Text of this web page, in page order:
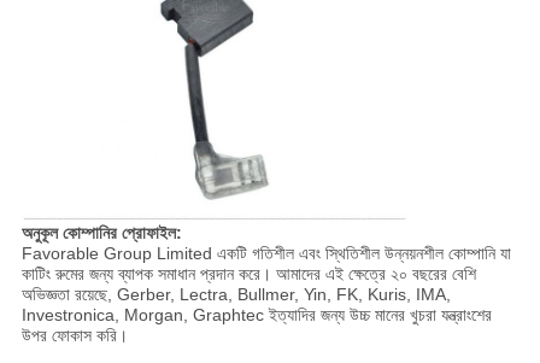
অনুকূল কোম্পানির প্রোফাইল:
Favorable Group Limited একটি গতিশীল এবং স্থিতিশীল উন্নয়নশীল কোম্পানি যা
কাটিং রুমের জন্য ব্যাপক সমাধান প্রদান করে। আমাদের এই ক্ষেত্রে ২০ বছরের বেশি
অভিজ্ঞতা রয়েছে, Gerber, Lectra, Bullmer, Yin, FK, Kuris, IMA,
Investronica, Morgan, Graphtec ইত্যাদির জন্য উচ্চ মানের খুচরা যন্ত্রাংশের
উপর ফোকাস করি।